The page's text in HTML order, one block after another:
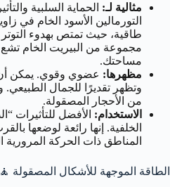
مثالية لـ: الحماية السلبية
التورمالين الأسود الخام في
طاقية، حيث تمتص بهدوء
مجموعة من البيريت الخام
مساحتك.
مظهرها: عضوي وقوي. يمكن أن
وتظهر تقديرًا للجمال
من الأحجار المصقولة.
الاستخدام: الأفضل للتأثيرات
الخلفية. إنها رائعة لوضعها
المناطق ذات الحركة المرورية
الطاقة الموجهة للأشكال المصقولة 🧘